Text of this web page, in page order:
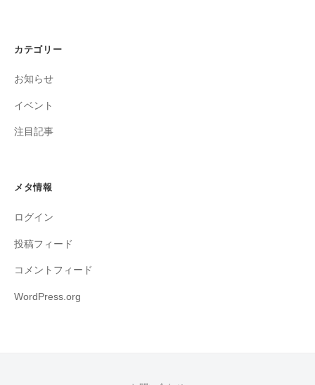
カテゴリー
お知らせ
イベント
注目記事
メタ情報
ログイン
投稿フィード
コメントフィード
WordPress.org